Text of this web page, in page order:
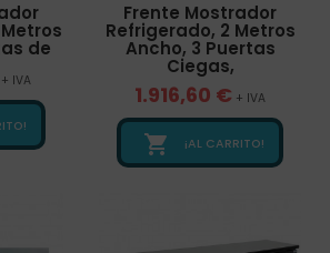
de
+ IVA
Frente Mostrador
Refrigerado, 2 Metros
Ancho, 3 Puertas
Ciegas,
1.916,60 € + IVA
 ¡AL CARRITO!